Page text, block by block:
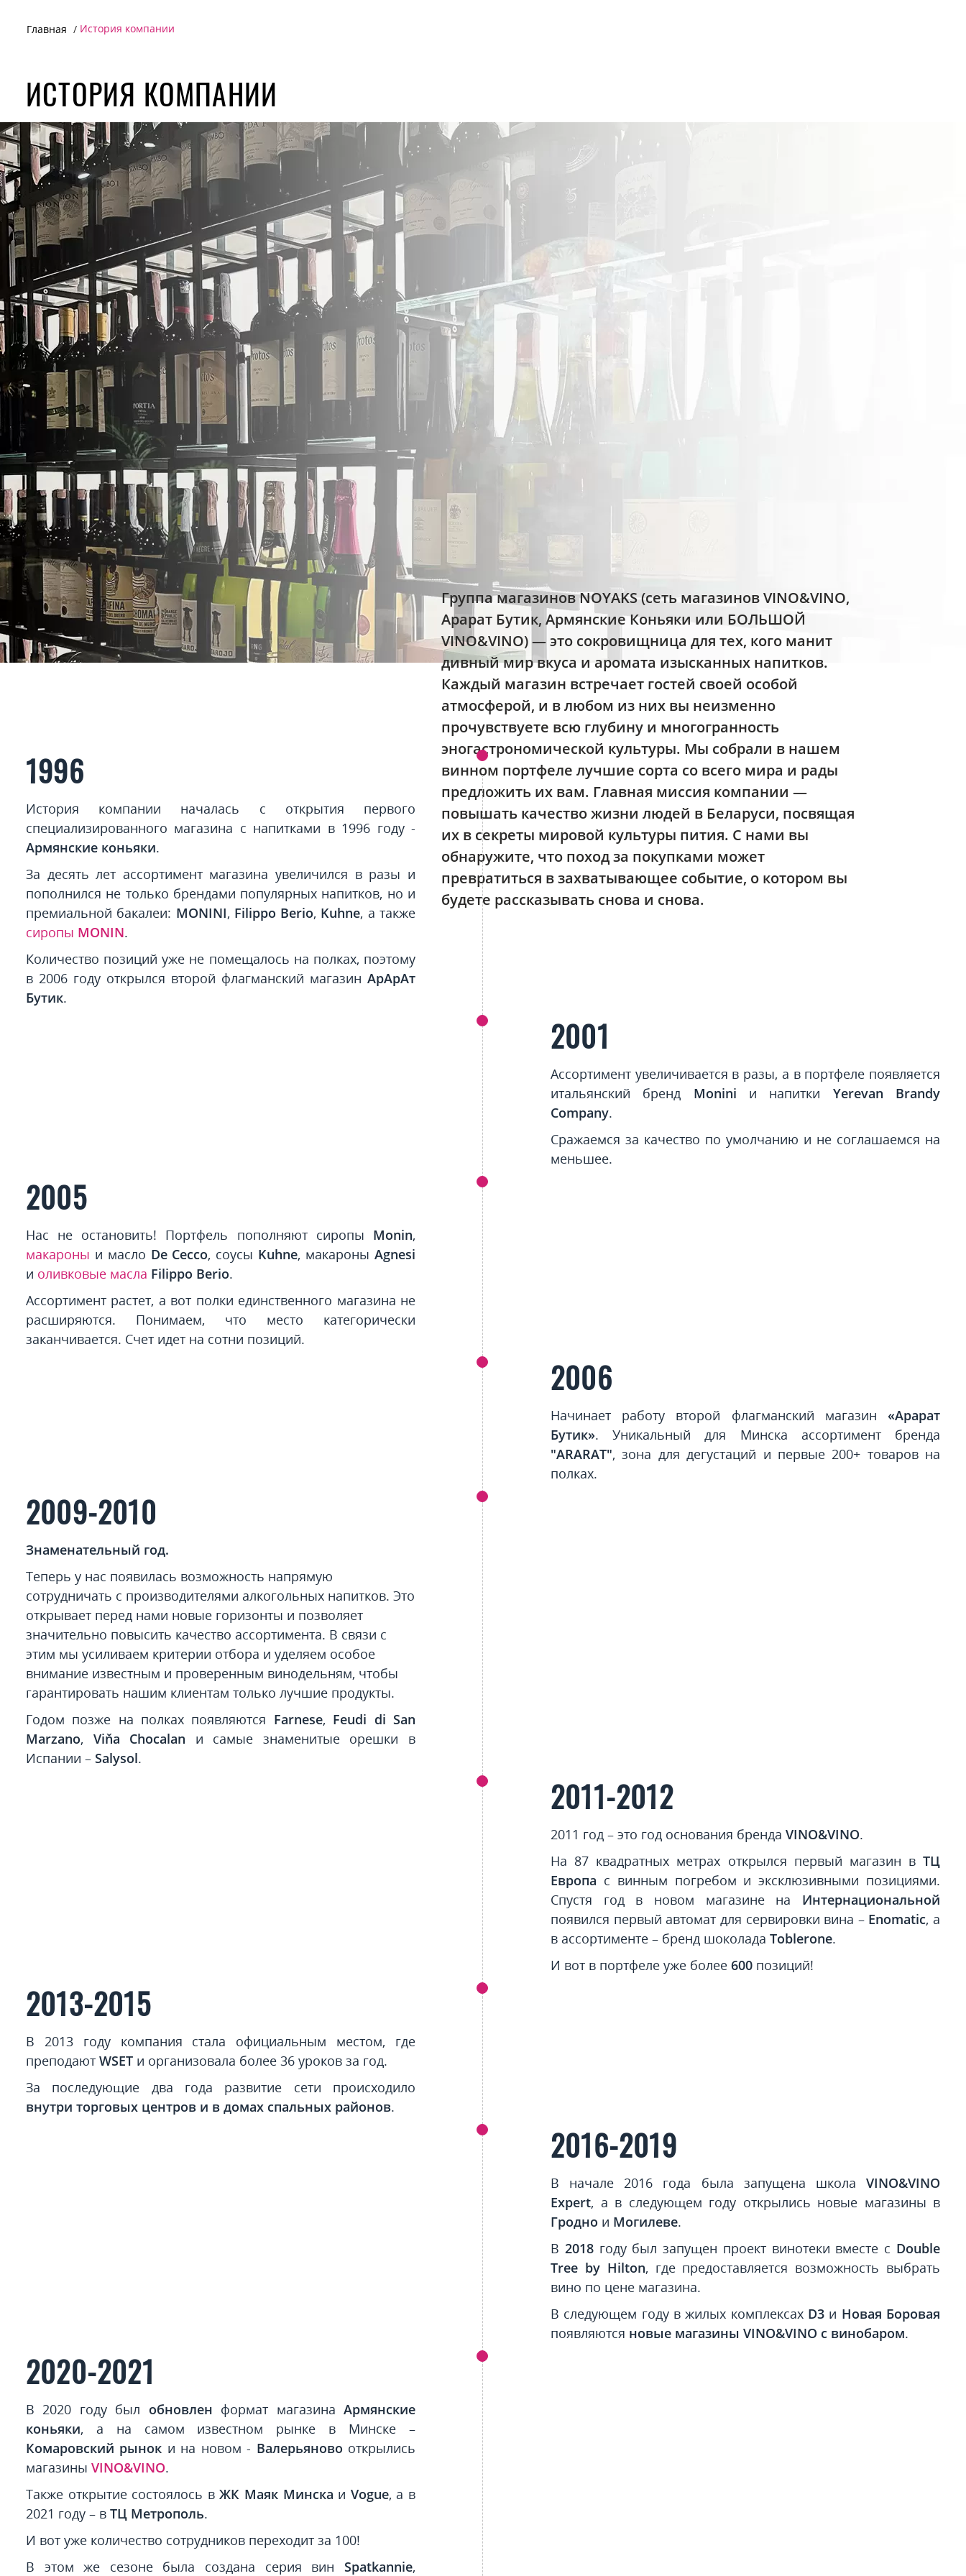
Главная История компании
ИСТОРИЯ КОМПАНИИ
Группа магазинов NOYAKS (cеть магазинов VINO&VINO,
Арарат Бутик, Армянские Коньяки или БОЛЬШОЙ
VINO&VINO) — это сокровищница для тех, кого манит
дивный мир вкуса и аромата изысканных напитков.
Каждый магазин встречает гостей своей особой
атмосферой, и в любом из них вы неизменно
прочувствуете всю глубину и многогранность
эногастрономической культуры. Мы собрали в нашем
винном портфеле лучшие сорта со всего мира и рады
предложить их вам. Главная миссия компании —
повышать качество жизни людей в Беларуси, посвящая
их в секреты мировой культуры пития. С нами вы
обнаружите, что поход за покупками может
превратиться в захватывающее событие, о котором вы
будете рассказывать снова и снова.
1996
История компании началась с открытия первого
специализированного магазина с напитками в 1996 году -
Армянские коньяки.
За десять лет ассортимент магазина увеличился в разы и
пополнился не только брендами популярных напитков, но и
премиальной бакалеи: MONINI, Filippo Berio, Kuhne, а также
сиропы MONIN.
Количество позиций уже не помещалось на полках, поэтому
в 2006 году открылся второй флагманский магазин АрАрАт
Бутик.
2001
Ассортимент увеличивается в разы, а в портфеле появляется
итальянский бренд Monini и напитки Yerevan Brandy
Company.
Сражаемся за качество по умолчанию и не соглашаемся на
меньшее.
2005
Нас не остановить! Портфель пополняют сиропы Monin,
макароны и масло De Cecco, соусы Kuhne, макароны Agnesi
и оливковые масла Filippo Berio.
Ассортимент растет, а вот полки единственного магазина не
расширяются. Понимаем, что место категорически
заканчивается. Счет идет на сотни позиций.
2006
Начинает работу второй флагманский магазин «Арарат
Бутик». Уникальный для Минска ассортимент бренда
"ARARAT", зона для дегустаций и первые 200+ товаров на
полках.
2009-2010
Знаменательный год.
Теперь у нас появилась возможность напрямую
сотрудничать с производителями алкогольных напитков. Это
открывает перед нами новые горизонты и позволяет
значительно повысить качество ассортимента. В связи с
этим мы усиливаем критерии отбора и уделяем особое
внимание известным и проверенным винодельням, чтобы
гарантировать нашим клиентам только лучшие продукты.
Годом позже на полках появляются Farnese, Feudi di San
Marzano, Viňa Chocalan и самые знаменитые орешки в
Испании – Salysol.
2011-2012
2011 год – это год основания брендаVINO&VINO.
На 87 квадратных метрах открылся первый магазин в ТЦ
Европа с винным погребом и эксклюзивными позициями.
Спустя год в новом магазине на Интернациональной
появился первый автомат для сервировки вина – Enomatic, а
в ассортименте – бренд шоколадаToblerone.
И вот в портфеле уже более600 позиций!
2013-2015
В 2013 году компания стала официальным местом, где
преподают WSET и организовала более 36 уроков за год.
За последующие два года развитие сети происходило
внутри торговых центров и в домах спальных районов.
2016-2019
В начале 2016 года была запущена школа VINO&VINO
Expert, а в следующем году открылись новые магазины в
Гродно и Могилеве.
В 2018году был запущен проект винотеки вместе с Double
Tree by Hilton, где предоставляется возможность выбрать
вино по цене магазина.
В следующем году в жилых комплексах D3 и Новая Боровая
появляются новые магазины VINO&VINO c винобаром.
2020-2021
В 2020 году был обновлен формат магазина Армянские
коньяки, а на самом известном рынке в Минске –
Комаровский рынок и на новом - Валерьяново открылись
магазины VINO&VINO.
Также открытие состоялось вЖК Маяк Минска и Vogue, а в
2021 году – в ТЦ Метрополь.
И вот уже количество сотрудников переходит за 100!
В этом же сезоне была создана серия вин Spatkannie,